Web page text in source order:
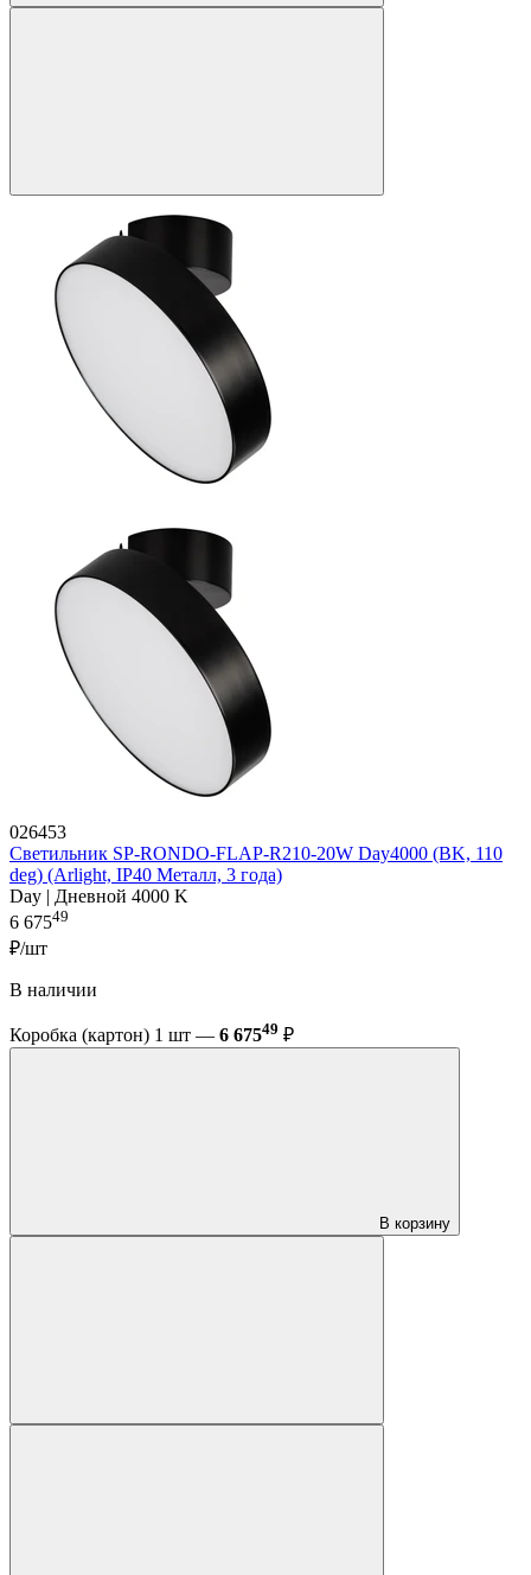
026453
Светильник SP-RONDO-FLAP-R210-20W Day4000 (BK, 110
deg) (Arlight, IP40 Металл, 3 года)
Day | Дневной 4000 K
6 67549
₽/шт
В наличии
Коробка (картон) 1 шт — 6 67549 ₽
В корзину